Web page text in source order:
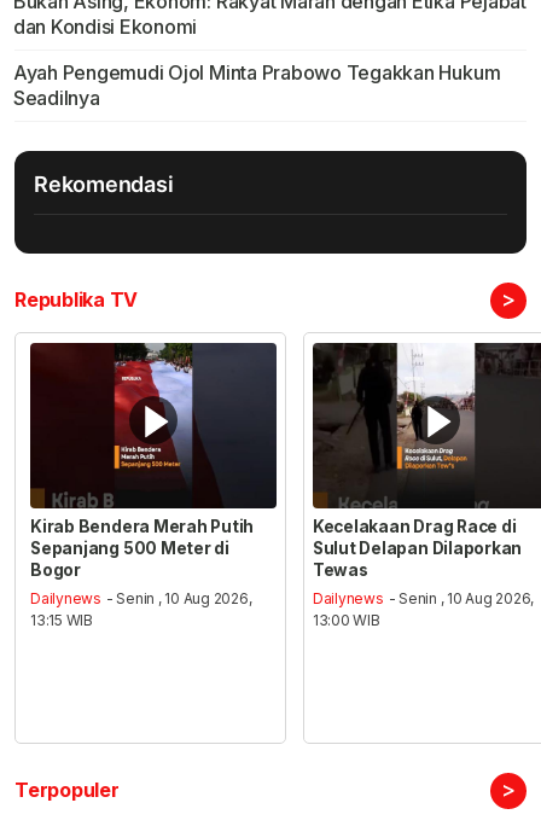
dan Kondisi Ekonomi
Ayah Pengemudi Ojol Minta Prabowo Tegakkan Hukum
Seadilnya
Rekomendasi
Republika TV >
Kirab Bendera Merah Putih
Sepanjang 500 Meter di
Bogor
Dailynews - Senin , 10 Aug 2026,
13:15 WIB
Kecelakaan Drag Race di
Sulut Delapan Dilaporkan
Tewas
Dailynews - Senin , 10 Aug 2026,
13:00 WIB
Terpopuler >